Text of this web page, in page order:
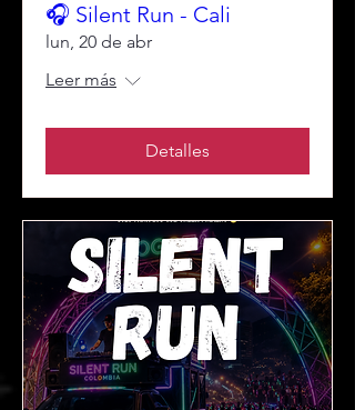
🎧 Silent Run - Cali
lun, 20 de abr
Leer más
Detalles